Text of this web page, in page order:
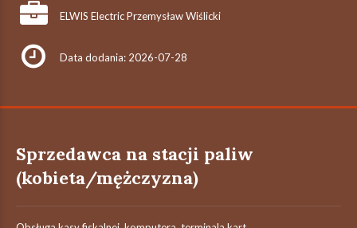
ELWIS Electric Przemysław Wiślicki
Data dodania: 2026-07-28
Sprzedawca na stacji paliw
(kobieta/mężczyzna)